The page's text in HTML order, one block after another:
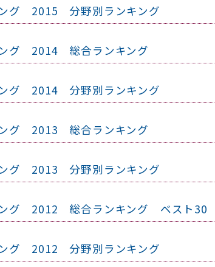
グ 2015 分野別ランキング
グ 2014 総合ランキング
グ 2014 分野別ランキング
グ 2013 総合ランキング
グ 2013 分野別ランキング
グ 2012 総合ランキング ベスト30
グ 2012 分野別ランキング